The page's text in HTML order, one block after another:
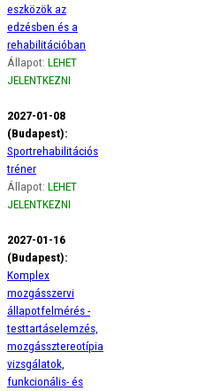
eszközök az
edzésben és a
rehabilitációban
Állapot: LEHET
JELENTKEZNI
2027-01-08
(Budapest):
Sportrehabilitációs
tréner
Állapot: LEHET
JELENTKEZNI
2027-01-16
(Budapest):
Komplex
mozgásszervi
állapotfelmérés -
testtartáselemzés,
mozgássztereotípia
vizsgálatok,
funkcionális- és